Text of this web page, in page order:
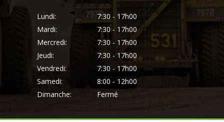
Lundi:
7:30 - 17h00
Mardi:
7:30 - 17h00
Mercredi:
7:30 - 17h00
Jeudi:
7:30 - 17h00
Vendredi:
7:30 - 17h00
Samedi:
8:00 - 12h00
Dimanche:
Fermé